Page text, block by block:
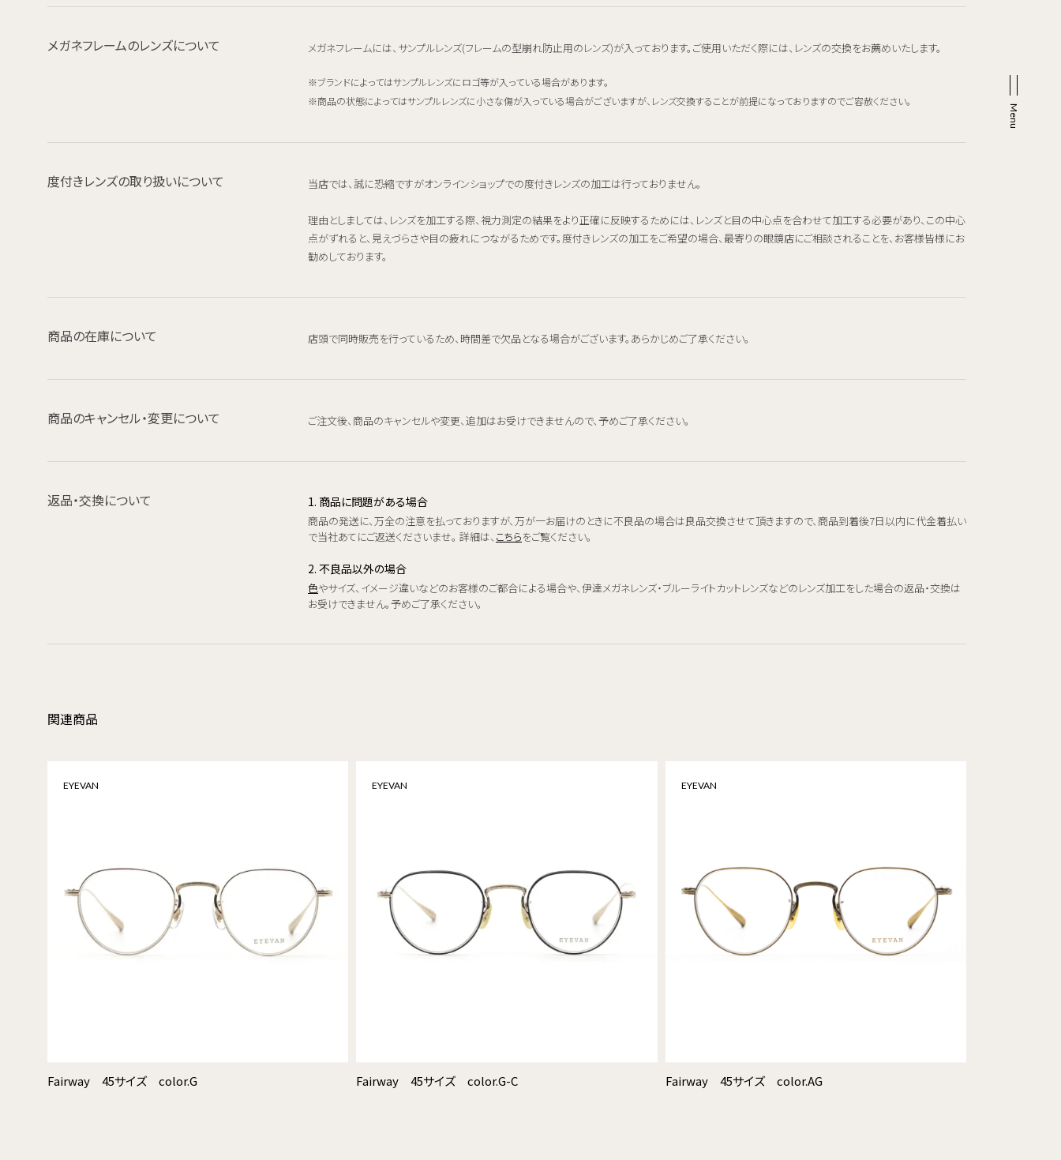
メガネフレームのレンズについて メガネフレームには、サンプルレンズ(フレームの型崩れ防止用のレンズ)が入っております。ご使用いただく際には、レンズの交換をお薦めいたします。
ブランドによってはサンプルレンズにロゴ等が入っている場合があります。
商品の状態によってはサンプルレンズに小さな傷が入っている場合がございますが、レンズ交換することが前提になっておりますのでご容赦ください。
度付きレンズの取り扱いについて 当店では、誠に恐縮ですがオンラインショップでの度付きレンズの加工は行っておりません。
理由としましては、レンズを加工する際、視力測定の結果をより正確に反映するためには、レンズと目の中心点を合わせて加工する必要があり、この中心
点がずれると、見えづらさや目の疲れにつながるためです。度付きレンズの加工をご希望の場合、最寄りの眼鏡店にご相談されることを、お客様皆様にお
勧めしております。
商品の在庫について 店頭で同時販売を行っているため、時間差で欠品となる場合がございます。あらかじめご了承ください。
商品のキャンセル・変更について ご注文後、商品のキャンセルや変更、追加はお受けできませんので、予めご了承ください。
返品・交換について 1. 商品に問題がある場合
商品の発送に、万全の注意を払っておりますが、万が一お届けのときに不良品の場合は良品交換させて頂きますので、商品到着後7日以内に代金着払い
で当社あてにご返送くださいませ。 詳細は、 こちらをご覧ください。
2. 不良品以外の場合
色やサイズ、イメージ違いなどのお客様のご都合による場合や、伊達メガネレンズ・ブルーライトカットレンズなどのレンズ加工をした場合の返品・交換は
お受けできません。予めご了承ください。
関連商品
EYEVAN
Fairway 45サイズ color.G
EYEVAN
Fairway 45サイズ color.G-C
EYEVAN
Fairway 45サイズ color.AG